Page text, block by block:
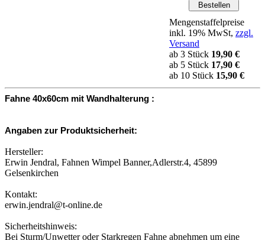
Mengenstaffelpreise
inkl. 19% MwSt, zzgl.
Versand
ab 3 Stück 19,90 €
ab 5 Stück 17,90 €
ab 10 Stück 15,90 €
Fahne 40x60cm mit Wandhalterung :
Angaben zur Produktsicherheit:
Hersteller:
Erwin Jendral, Fahnen Wimpel Banner,Adlerstr.4, 45899
Gelsenkirchen
Kontakt:
erwin.jendral@t-online.de
Sicherheitshinweis:
Bei Sturm/Unwetter oder Starkregen Fahne abnehmen um eine